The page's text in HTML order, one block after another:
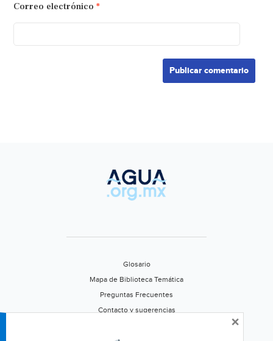
Correo electrónico *
Glosario
Mapa de Biblioteca Temática
Preguntas Frecuentes
Contacto y sugerencias
×